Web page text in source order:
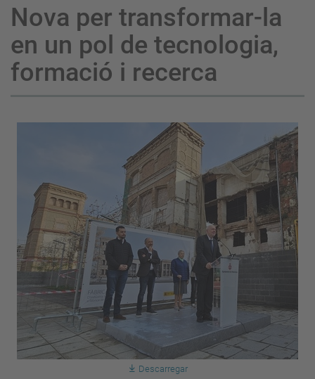
Nova per transformar-la
en un pol de tecnologia,
formació i recerca
Descarregar